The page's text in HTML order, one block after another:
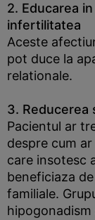
2. Educarea
infertilitatea
Aceste
pot duce la
relationale.
3. Reducerea
Pacientul ar
despre cum
care insotesc
beneficiaza
familiale.